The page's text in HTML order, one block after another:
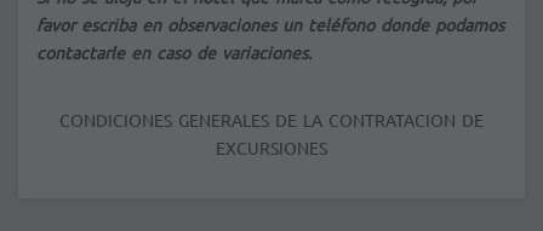
favor escriba en observaciones un teléfono donde podamos
contactarle en caso de variaciones.
CONDICIONES GENERALES DE LA CONTRATACION DE
EXCURSIONES